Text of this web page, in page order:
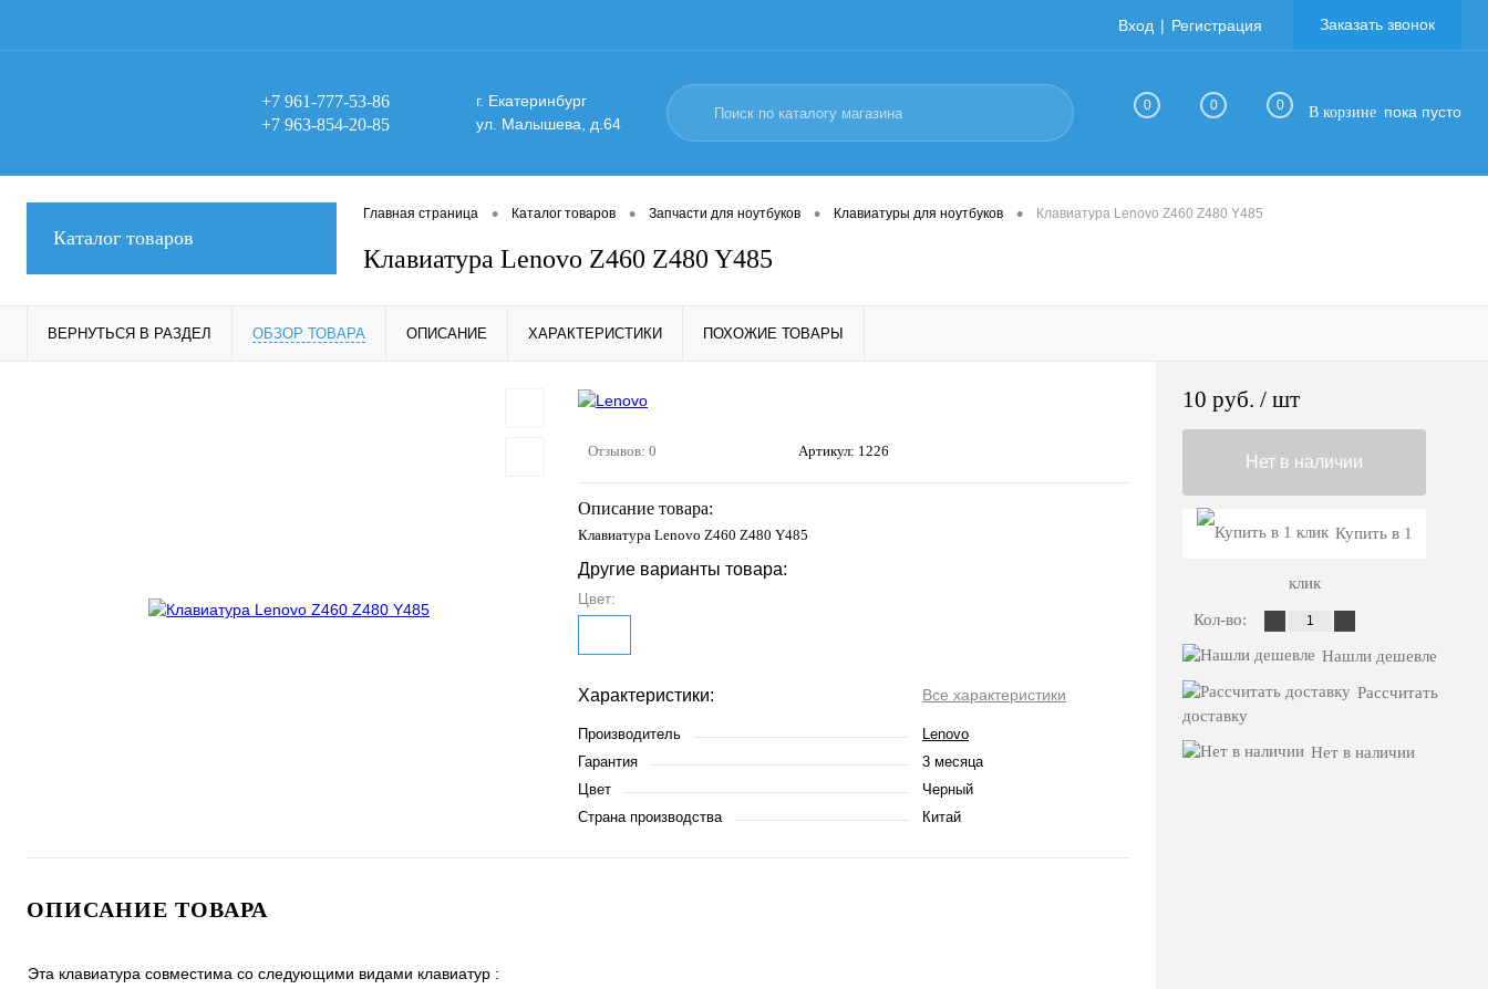
Вход Регистрация Заказать звонок
+7 961-777-53-86
+7 963-854-20-85
г. Екатеринбург
ул. Малышева, д.64
0 0 0 В корзине пока пусто
Каталог товаров
Главная страница • Каталог товаров • Запчасти для ноутбуков • Клавиатуры для ноутбуков • Клавиатура Lenovo Z460 Z480 Y485
Клавиатура Lenovo Z460 Z480 Y485
ВЕРНУТЬСЯ В РАЗДЕЛ ОБЗОР ТОВАРА ОПИСАНИЕ ХАРАКТЕРИСТИКИ ПОХОЖИЕ ТОВАРЫ
Отзывов: 0 Артикул: 1226
Описание товара:
Клавиатура Lenovo Z460 Z480 Y485
Другие варианты товара:
Цвет:
Характеристики: Все характеристики
Производитель
Lenovo
Гарантия
3 месяца
Цвет
Черный
Страна производства
Китай
ОПИСАНИЕ ТОВАРА
Эта клавиатура совместима со следующими видами клавиатур :
10 руб. / шт
Нет в наличии
Купить в 1
клик
Кол-во:
Нашли дешевле
Рассчитать
доставку
Нет в наличии